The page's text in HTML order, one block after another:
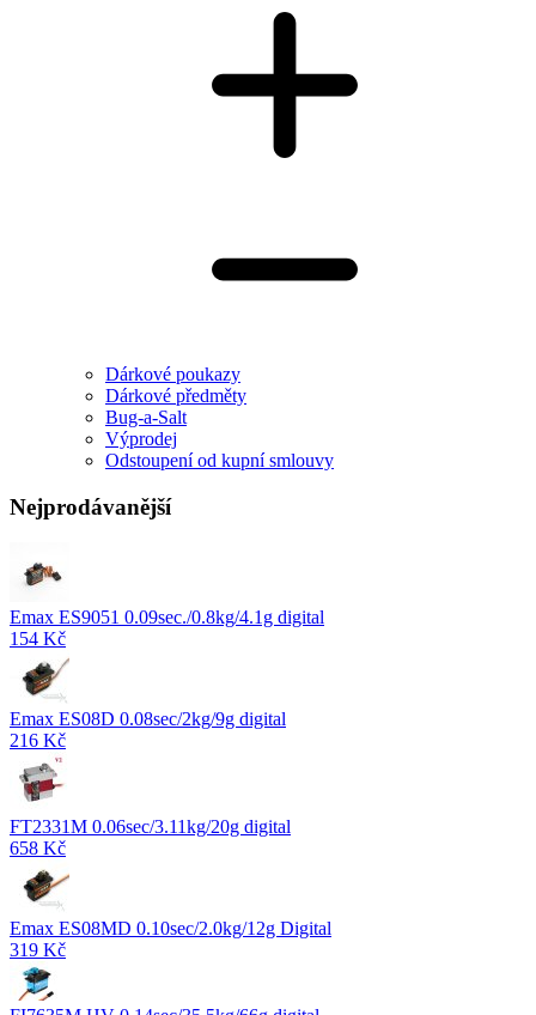
Dárkové poukazy
Dárkové předměty
Bug-a-Salt
Výprodej
Odstoupení od kupní smlouvy
Nejprodávanější
Emax ES9051 0.09sec./0.8kg/4.1g digital
154 Kč
Emax ES08D 0.08sec/2kg/9g digital
216 Kč
FT2331M 0.06sec/3.11kg/20g digital
658 Kč
Emax ES08MD 0.10sec/2.0kg/12g Digital
319 Kč